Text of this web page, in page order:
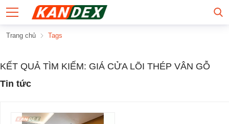
Trang chủ Tags
KẾT QUẢ TÌM KIẾM: GIÁ CỬA LÕI THÉP VÂN GỖ
Tin tức